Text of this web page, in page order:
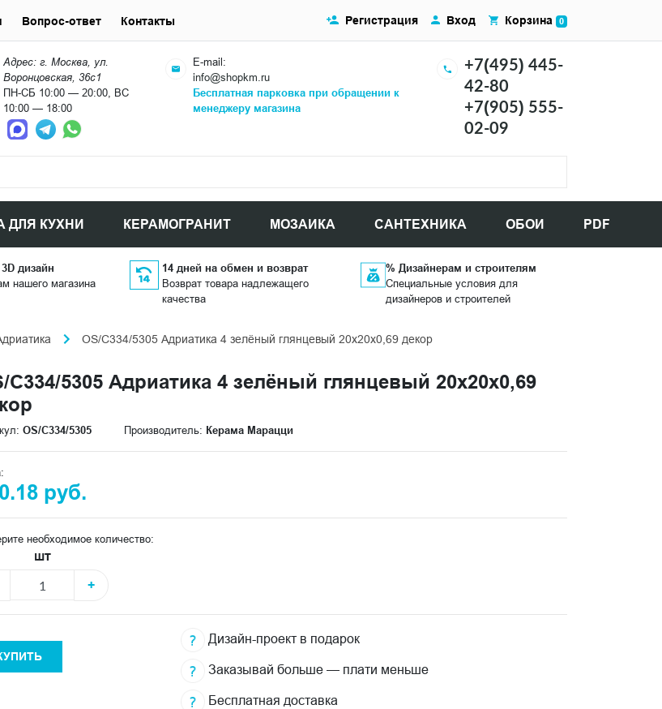
Адрес: г. Москва, ул.
Воронцовская, 36с1
ПН-СБ 10:00 — 20:00, ВС
10:00 — 18:00
E-mail:
info@shopkm.ru
Бесплатная парковка при обращении к
менеджеру магазина
+7(495) 445-
42-80
+7(905) 555-
02-09
ДЛЯ КУХНИ КЕРАМОГРАНИТ МОЗАИКА САНТЕХНИКА ОБОИ PDF
Регистрация Вход Корзина 0
Вопрос-ответ Контакты
дизайн
нашего магазина
14 дней на обмен и возврат
Возврат товара надлежащего
качества
% Дизайнерам и строителям
Специальные условия для
дизайнеров и строителей
OS/C334/5305 Адриатика 4 зелёный глянцевый 20x20x0,69 декор
C334/5305 Адриатика 4 зелёный глянцевый 20x20x0,69
OS/C334/5305 Производитель: Керама Марацци
руб.
необходимое количество:
шт
+
Дизайн-проект в подарок
Заказывай больше — плати меньше
Бесплатная доставка